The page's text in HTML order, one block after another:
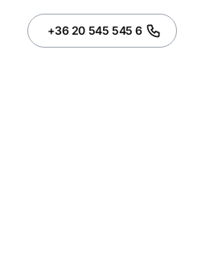
+36 20 545 545 6